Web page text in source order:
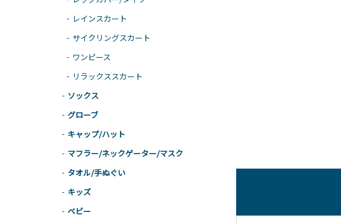
レインスカート
サイクリングスカート
ワンピース
リラックススカート
ソックス
グローブ
キャップ/ハット
マフラー/ネックゲーター/マスク
タオル/手ぬぐい
キッズ
ベビー